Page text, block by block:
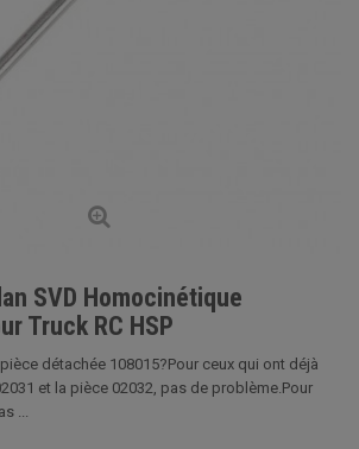
SVD Homocinétique
Truck RC HSP
détachée 108015?Pour ceux qui ont déjà
et la pièce 02032, pas de problème.Pour
...